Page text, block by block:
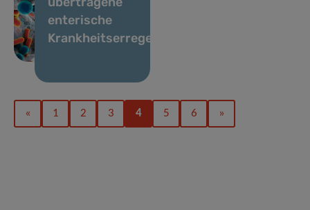
enterische
Krankheitserreger
« 1 2 3 4 5 6 »